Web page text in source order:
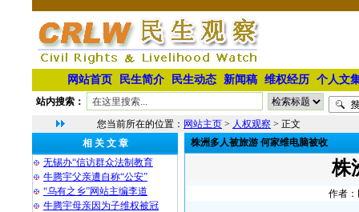
网站首页 民生简介 民生动态 新闻稿 维权经历 个人文
站内搜索：
您当前所在的位置： 网站主页 > 人权观察 > 正文
相 关 文 章
无锡办“信访群众法制教育
牛腾宇父亲遭自称“公安”
“乌有之乡”网站主编李道
牛腾宇母亲因为子维权被冠
株洲多人被旅游 何家维电脑被收
株
作者：